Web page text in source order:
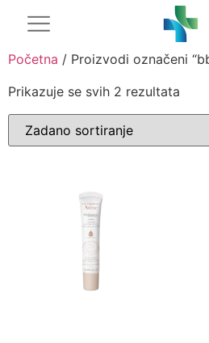
Početna / Proizvodi označeni
Prikazuje se svih 2 rezultata